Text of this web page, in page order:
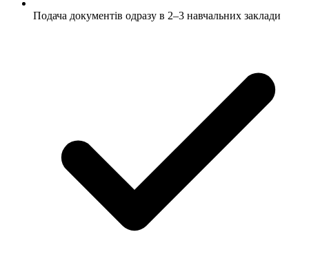
Подача документів одразу в 2–3 навчальних заклади